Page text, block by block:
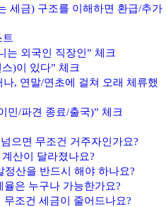
세금) 구조를 이해하면 환급/추가
는 외국인 직장인” 체크
)이 있다” 체크
, 연말/연초에 걸쳐 오래 체류했
민/파견 종료/출국)” 체크
으면 무조건 거주자인가요?
산이 달라졌나요?
정산을 반드시 해야 하나요?
은 누구나 가능한가요?
조건 세금이 줄어드나요?